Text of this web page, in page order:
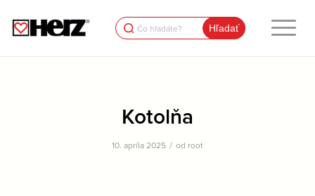
Search
for:
Kotolňa
10. apríla 2025 / od root